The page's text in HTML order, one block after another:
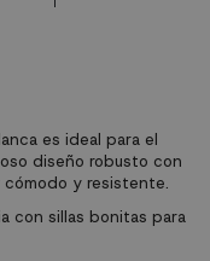
es ideal para el
diseño robusto con
cómodo y resistente.
con sillas bonitas para